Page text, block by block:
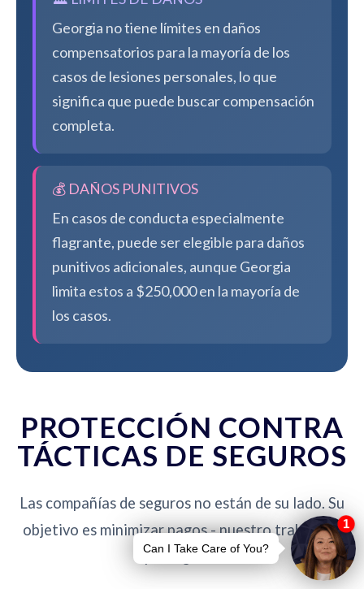
Georgia no tiene límites en daños
compensatorios para la mayoría de los
casos de lesiones personales, lo que
significa que puede buscar compensación
completa.
💰 DAÑOS PUNITIVOS
En casos de conducta especialmente
flagrante, puede ser elegible para daños
punitivos adicionales, aunque Georgia
limita estos a $250,000 en la mayoría de
los casos.
PROTECCIÓN CONTRA
TÁCTICAS DE SEGUROS
Las compañías de seguros no están de su lado. Su
objetivo es minimizar pagos - nuestro trabajo es
protegerlo.